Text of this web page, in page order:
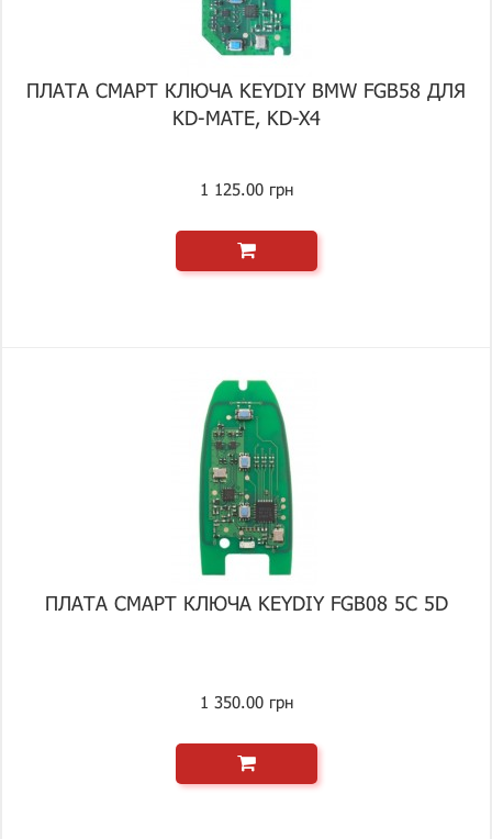
ПЛАТА СМАРТ КЛЮЧА KEYDIY BMW FGB58 ДЛЯ
KD-MATE, KD-X4
1 125.00 грн
ПЛАТА СМАРТ КЛЮЧА KEYDIY FGB08 5C 5D
1 350.00 грн